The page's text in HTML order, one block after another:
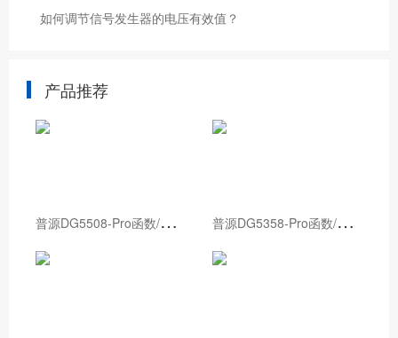
如何调节信号发生器的电压有效值？
产品推荐
普
源DG5508-Pro函数/任意波形发生器 普
源DG5358-Pro函数/任意波形发生器